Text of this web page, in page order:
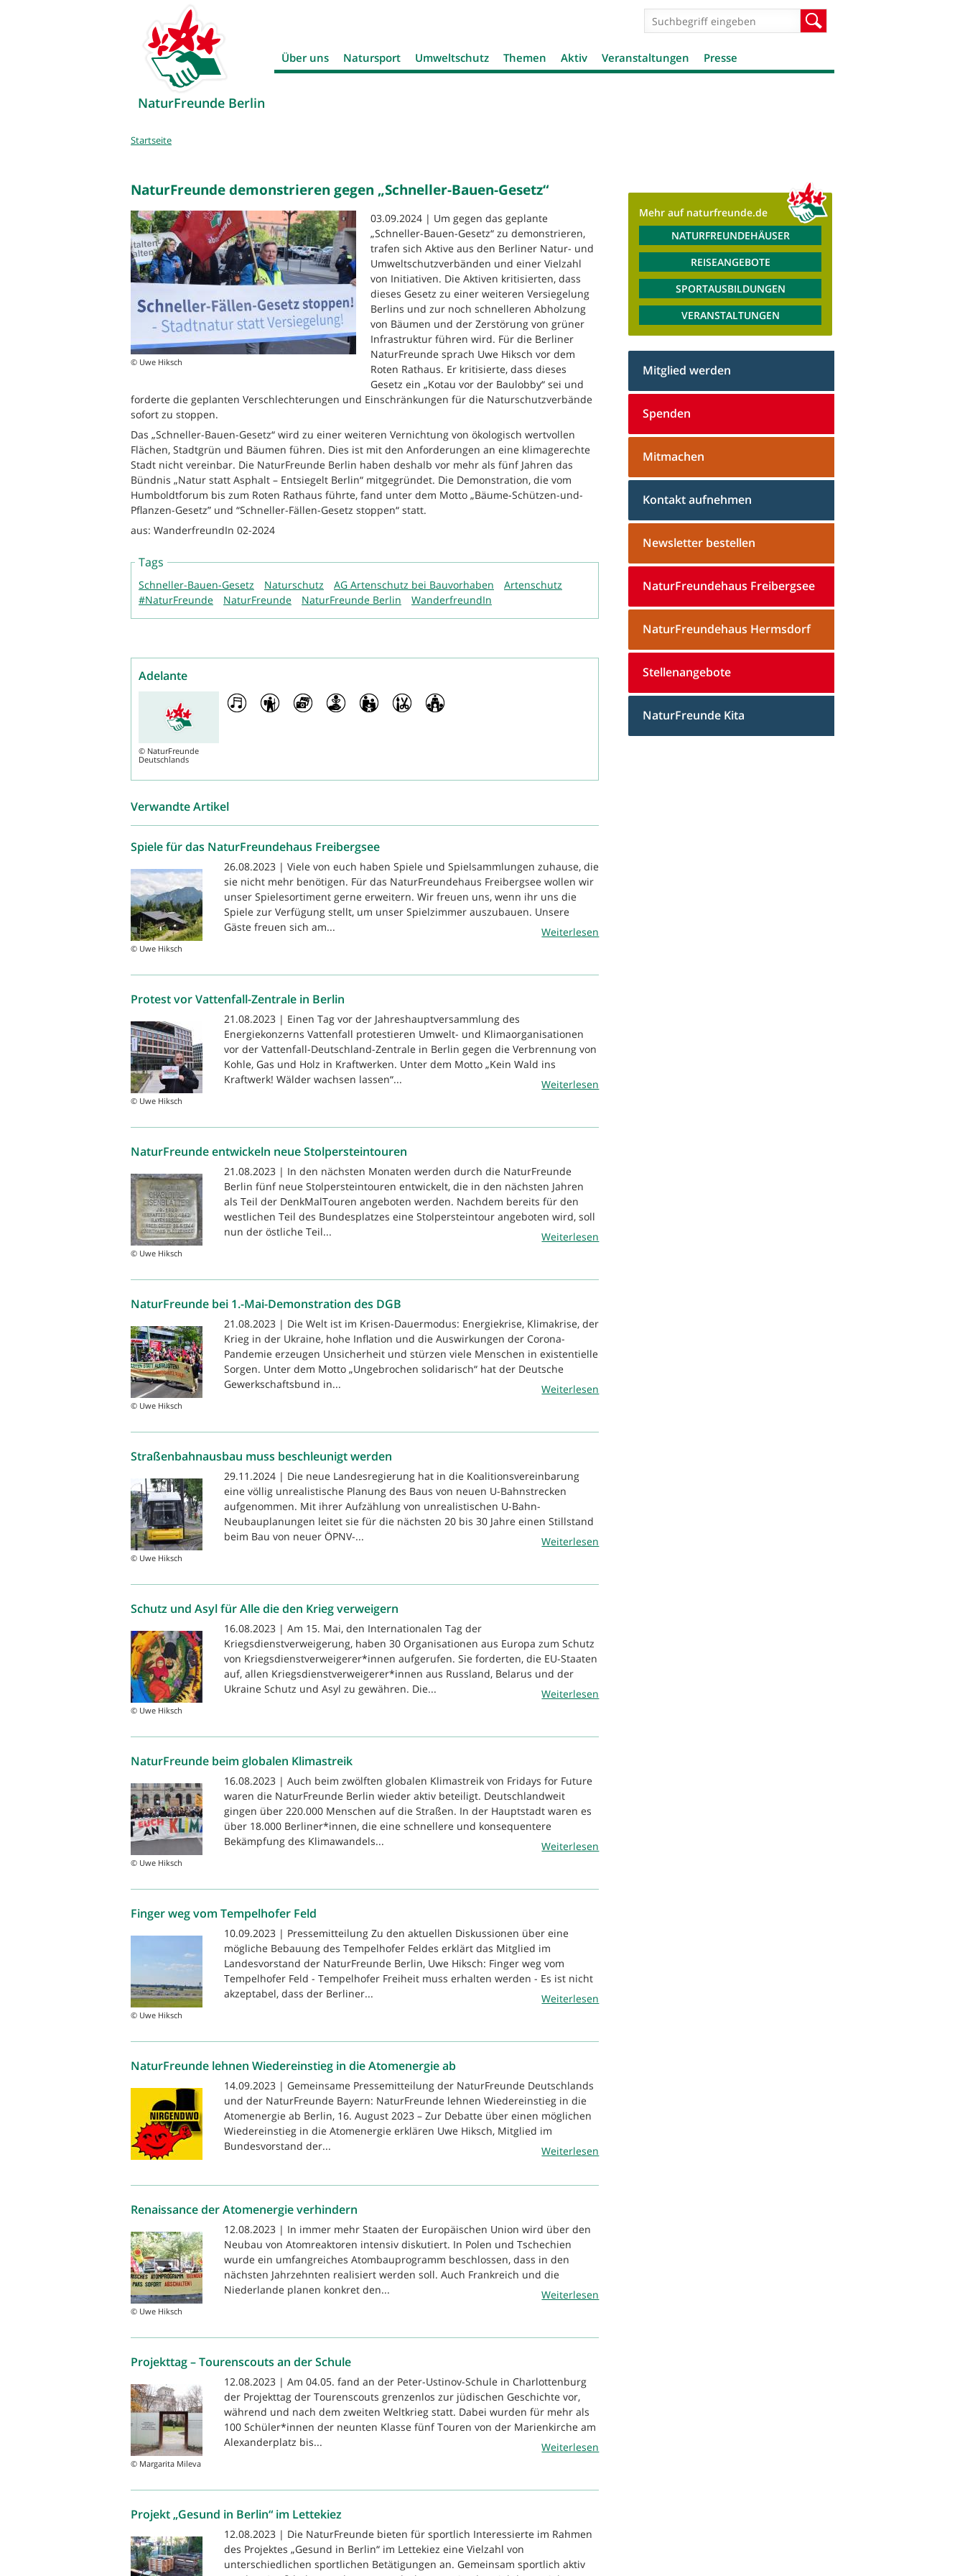
NaturFreunde Berlin
Suchformular
Über uns Natursport Umweltschutz Themen Aktiv Veranstaltungen Presse
Sie
Startseite
NaturFreunde demonstrieren gegen „Schneller-Bauen-Gesetz“
© Uwe Hiksch
03.09.2024 | Um gegen das geplante
„Schneller-Bauen-Gesetz“ zu demonstrieren,
trafen sich Aktive aus den Berliner Natur- und
Umweltschutzverbänden und einer Vielzahl
von Initiativen. Die Aktiven kritisierten, dass
dieses Gesetz zu einer weiteren Versiegelung
Berlins und zur noch schnelleren Abholzung
von Bäumen und der Zerstörung von grüner
Infrastruktur führen wird. Für die Berliner
NaturFreunde sprach Uwe Hiksch vor dem
Roten Rathaus. Er kritisierte, dass dieses
Gesetz ein „Kotau vor der Baulobby“ sei und
forderte die geplanten Verschlechterungen und Einschränkungen für die Naturschutzverbände
sofort zu stoppen.
Das „Schneller-Bauen-Gesetz“ wird zu einer weiteren Vernichtung von ökologisch wertvollen
Flächen, Stadtgrün und Bäumen führen. Dies ist mit den Anforderungen an eine klimagerechte
Stadt nicht vereinbar. Die NaturFreunde Berlin haben deshalb vor mehr als fünf Jahren das
Bündnis „Natur statt Asphalt – Entsiegelt Berlin“ mitgegründet. Die Demonstration, die vom
Humboldtforum bis zum Roten Rathaus führte, fand unter dem Motto „Bäume-Schützen-und-
Pflanzen-Gesetz” und “Schneller-Fällen-Gesetz stoppen“ statt.
aus: WanderfreundIn 02-2024
Tags
Schneller-Bauen-Gesetz Naturschutz AG Artenschutz bei Bauvorhaben
Artenschutz
#NaturFreunde
NaturFreunde NaturFreunde Berlin WanderfreundIn
Adelante
© NaturFreunde
Deutschlands
Verwandte Artikel
Spiele für das NaturFreundehaus Freibergsee
© Uwe Hiksch
26.08.2023 | Viele von euch haben Spiele und Spielsammlungen zuhause, die
sie nicht mehr benötigen. Für das NaturFreundehaus Freibergsee wollen wir
unser Spielesortiment gerne erweitern. Wir freuen uns, wenn ihr uns die
Spiele zur Verfügung stellt, um unser Spielzimmer auszubauen. Unsere
Gäste freuen sich am...
Weiterlesen
Protest vor Vattenfall-Zentrale in Berlin
© Uwe Hiksch
21.08.2023 | Einen Tag vor der Jahreshauptversammlung des
Energiekonzerns Vattenfall protestieren Umwelt- und Klimaorganisationen
vor der Vattenfall-Deutschland-Zentrale in Berlin gegen die Verbrennung von
Kohle, Gas und Holz in Kraftwerken. Unter dem Motto „Kein Wald ins
Kraftwerk! Wälder wachsen lassen“...
Weiterlesen
NaturFreunde entwickeln neue Stolpersteintouren
© Uwe Hiksch
21.08.2023 | In den nächsten Monaten werden durch die NaturFreunde
Berlin fünf neue Stolpersteintouren entwickelt, die in den nächsten Jahren
als Teil der DenkMalTouren angeboten werden. Nachdem bereits für den
westlichen Teil des Bundesplatzes eine Stolpersteintour angeboten wird, soll
nun der östliche Teil...
Weiterlesen
NaturFreunde bei 1.-Mai-Demonstration des DGB
© Uwe Hiksch
21.08.2023 | Die Welt ist im Krisen-Dauermodus: Energiekrise, Klimakrise, der
Krieg in der Ukraine, hohe Inflation und die Auswirkungen der Corona-
Pandemie erzeugen Unsicherheit und stürzen viele Menschen in existentielle
Sorgen. Unter dem Motto „Ungebrochen solidarisch“ hat der Deutsche
Gewerkschaftsbund in...
Weiterlesen
Straßenbahnausbau muss beschleunigt werden
© Uwe Hiksch
29.11.2024 | Die neue Landesregierung hat in die Koalitionsvereinbarung
eine völlig unrealistische Planung des Baus von neuen U-Bahnstrecken
aufgenommen. Mit ihrer Aufzählung von unrealistischen U-Bahn-
Neubauplanungen leitet sie für die nächsten 20 bis 30 Jahre einen Stillstand
beim Bau von neuer ÖPNV-...
Weiterlesen
Schutz und Asyl für Alle die den Krieg verweigern
© Uwe Hiksch
16.08.2023 | Am 15. Mai, den Internationalen Tag der
Kriegsdienstverweigerung, haben 30 Organisationen aus Europa zum Schutz
von Kriegsdienstverweigerer*innen aufgerufen. Sie forderten, die EU-Staaten
auf, allen Kriegsdienstverweigerer*innen aus Russland, Belarus und der
Ukraine Schutz und Asyl zu gewähren. Die...
Weiterlesen
NaturFreunde beim globalen Klimastreik
© Uwe Hiksch
16.08.2023 | Auch beim zwölften globalen Klimastreik von Fridays for Future
waren die NaturFreunde Berlin wieder aktiv beteiligt. Deutschlandweit
gingen über 220.000 Menschen auf die Straßen. In der Hauptstadt waren es
über 18.000 Berliner*innen, die eine schnellere und konsequentere
Bekämpfung des Klimawandels...
Weiterlesen
Finger weg vom Tempelhofer Feld
© Uwe Hiksch
10.09.2023 | Pressemitteilung Zu den aktuellen Diskussionen über eine
mögliche Bebauung des Tempelhofer Feldes erklärt das Mitglied im
Landesvorstand der NaturFreunde Berlin, Uwe Hiksch: Finger weg vom
Tempelhofer Feld - Tempelhofer Freiheit muss erhalten werden - Es ist nicht
akzeptabel, dass der Berliner...
Weiterlesen
NaturFreunde lehnen Wiedereinstieg in die Atomenergie ab
14.09.2023 | Gemeinsame Pressemitteilung der NaturFreunde Deutschlands
und der NaturFreunde Bayern: NaturFreunde lehnen Wiedereinstieg in die
Atomenergie ab Berlin, 16. August 2023 – Zur Debatte über einen möglichen
Wiedereinstieg in die Atomenergie erklären Uwe Hiksch, Mitglied im
Bundesvorstand der...
Weiterlesen
Renaissance der Atomenergie verhindern
© Uwe Hiksch
12.08.2023 | In immer mehr Staaten der Europäischen Union wird über den
Neubau von Atomreaktoren intensiv diskutiert. In Polen und Tschechien
wurde ein umfangreiches Atombauprogramm beschlossen, dass in den
nächsten Jahrzehnten realisiert werden soll. Auch Frankreich und die
Niederlande planen konkret den...
Weiterlesen
Projekttag – Tourenscouts an der Schule
© Margarita Mileva
12.08.2023 | Am 04.05. fand an der Peter-Ustinov-Schule in Charlottenburg
der Projekttag der Tourenscouts grenzenlos zur jüdischen Geschichte vor,
während und nach dem zweiten Weltkrieg statt. Dabei wurden für mehr als
100 Schüler*innen der neunten Klasse fünf Touren von der Marienkirche am
Alexanderplatz bis...
Weiterlesen
Projekt „Gesund in Berlin“ im Lettekiez
12.08.2023 | Die NaturFreunde bieten für sportlich Interessierte im Rahmen
des Projektes „Gesund in Berlin“ im Lettekiez eine Vielzahl von
unterschiedlichen sportlichen Betätigungen an. Gemeinsam sportlich aktiv
Mehr auf naturfreunde.de
NATURFREUNDEHÄUSER
REISEANGEBOTE
SPORTAUSBILDUNGEN
VERANSTALTUNGEN
Mitglied werden
Spenden
Mitmachen
Kontakt aufnehmen
Newsletter bestellen
NaturFreundehaus Freibergsee
NaturFreundehaus Hermsdorf
Stellenangebote
NaturFreunde Kita